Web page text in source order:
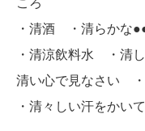
ころ
・清酒 ・清らか
・清涼飲料水 ・清
清い心で見なさい
・清々しい汗をかい